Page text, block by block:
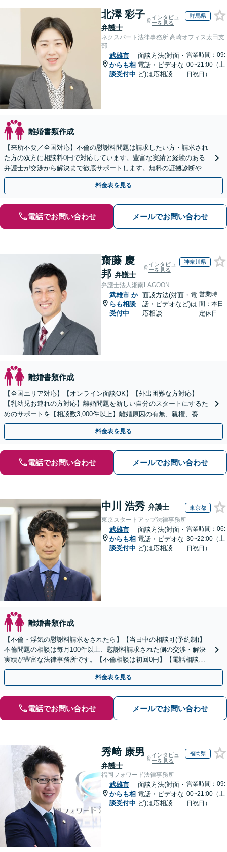
北澤 彩子
弁護士
インタビュ
ーを見る
群馬県
ネクスパート法律事務所 高崎オフィス太田支
部
武雄市
からも相
談受付中
面談方法(対面・
電話・ビデオな
ど)は応相談
営業時間：09:
00~21:00（土
日祝日）
離婚書類作成
【来所不要／全国対応】不倫の慰謝料問題は請求したい方・請求され
た方の双方に相談料0円で対応しています。豊富な実績と経験のある
弁護士が交渉から解決まで徹底サポートします。無料の証拠診断や着
手金の返還保証もありますので安心してご相談ください。
料金表を見る
電話でお問い合わせ メールでお問い合わせ
齋藤 慶
邦 弁護士
インタビュ
ーを見る
神奈川県
弁護士法人湘南LAGOON
武雄市 か
らも相談
受付中
面談方法(対面・電
話・ビデオなど)は
応相談
営業時
間：本日
定休日
離婚書類作成
【全国エリア対応】【オンライン面談OK】【外出困難な方対応】
【乳幼児お連れの方対応】離婚問題を新しい自分のスタートにするた
めのサポートを【相談数3,000件以上】離婚原因の有無、親権、養育
費、財産分与、慰謝料請求【夜間・休日相談可】
料金表を見る
電話でお問い合わせ メールでお問い合わせ
中川 浩秀 弁護士 東京都
東京スタートアップ法律事務所
武雄市
からも相
談受付中
面談方法(対面・
電話・ビデオな
ど)は応相談
営業時間：06:
30~22:00（土
日祝日）
離婚書類作成
【不倫・浮気の慰謝料請求をされたら】【当日中の相談可(予約制)】
不倫問題の相談は毎月100件以上、慰謝料請求された側の交渉・解決
実績が豊富な法律事務所です。【不倫相談は初回0円】【電話相談で
ご契約まで対応可/来所不要】
料金表を見る
電話でお問い合わせ メールでお問い合わせ
秀﨑 康男
弁護士
インタビュ
ーを見る
福岡県
福岡フォワード法律事務所
武雄市
からも相
談受付中
面談方法(対面・
電話・ビデオな
ど)は応相談
営業時間：09:
00~21:00（土
日祝日）